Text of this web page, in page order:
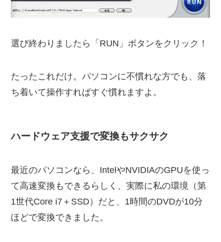
選び終わりましたら「RUN」ボタンをクリック！
たったこれだけ。パソコンに不慣れな方でも、落
ち着いて操作すればすぐ慣れますよ。
ハードウェア支援で変換もサクサク
最近のパソコンなら、IntelやNVIDIAのGPUを使っ
て高速変換もできるらしく、実際に私の環境（第
1世代Core i7＋SSD）だと、1時間のDVDが10分
ほどで変換できました。